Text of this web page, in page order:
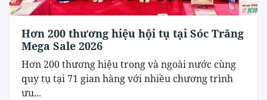
Hơn 200 thương hiệu hội tụ tại Sóc Trăng
Mega Sale 2026
Hơn 200 thương hiệu trong và ngoài nước cùng
quy tụ tại 71 gian hàng với nhiều chương trình
ưu...